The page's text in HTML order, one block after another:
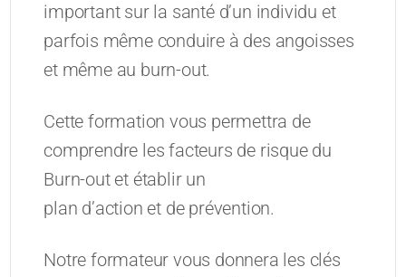
important sur la santé d’un individu et
parfois même conduire à des angoisses
et même au burn-out.
Cette formation vous permettra de
comprendre les facteurs de risque du
Burn-out et établir un
plan d’action et de prévention.
Notre formateur vous donnera les clés